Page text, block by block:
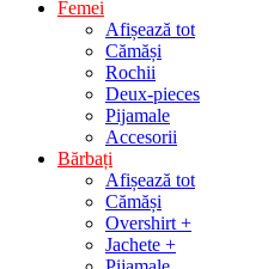
Femei
Afișează tot
Cămăși
Rochii
Deux-pieces
Pijamale
Accesorii
Bărbați
Afișează tot
Cămăși
Overshirt +
Jachete +